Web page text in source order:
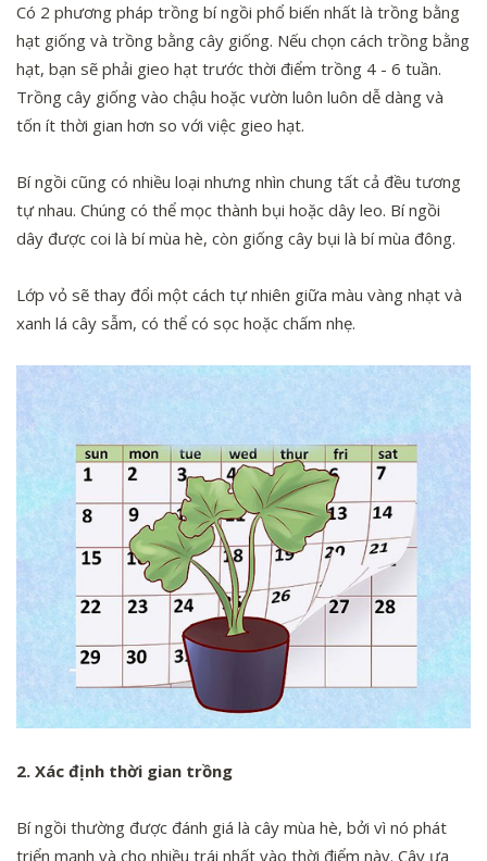
Có 2 phương pháp trồng bí ngồi phổ biến nhất là trồng bằng
hạt giống và trồng bằng cây giống. Nếu chọn cách trồng bằng
hạt, bạn sẽ phải gieo hạt trước thời điểm trồng 4 - 6 tuần.
Trồng cây giống vào chậu hoặc vườn luôn luôn dễ dàng và
tốn ít thời gian hơn so với việc gieo hạt.
Bí ngồi cũng có nhiều loại nhưng nhìn chung tất cả đều tương
tự nhau. Chúng có thể mọc thành bụi hoặc dây leo. Bí ngồi
dây được coi là bí mùa hè, còn giống cây bụi là bí mùa đông.
Lớp vỏ sẽ thay đổi một cách tự nhiên giữa màu vàng nhạt và
xanh lá cây sẫm, có thể có sọc hoặc chấm nhẹ.
2. Xác định thời gian trồng
Bí ngồi thường được đánh giá là cây mùa hè, bởi vì nó phát
triển mạnh và cho nhiều trái nhất vào thời điểm này. Cây ưa